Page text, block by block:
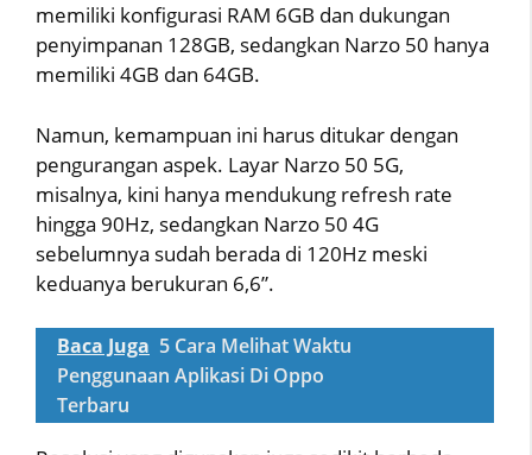
memiliki konfigurasi RAM 6GB dan dukungan
penyimpanan 128GB, sedangkan Narzo 50 hanya
memiliki 4GB dan 64GB.
Namun, kemampuan ini harus ditukar dengan
pengurangan aspek. Layar Narzo 50 5G,
misalnya, kini hanya mendukung refresh rate
hingga 90Hz, sedangkan Narzo 50 4G
sebelumnya sudah berada di 120Hz meski
keduanya berukuran 6,6”.
Baca Juga 5 Cara Melihat Waktu
Penggunaan Aplikasi Di Oppo
Terbaru